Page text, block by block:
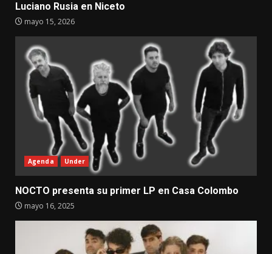
Luciano Rusia en Niceto
mayo 15, 2026
Agenda Under
NOCTO presenta su primer LP en Casa Colombo
mayo 16, 2025